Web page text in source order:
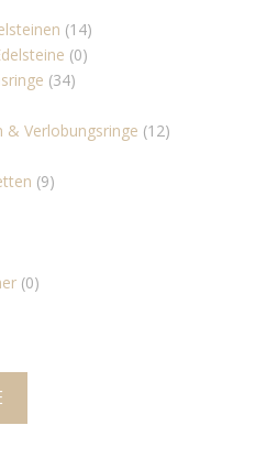
(14)
(0)
(34)
& Verlobungsringe (12)
(9)
(0)